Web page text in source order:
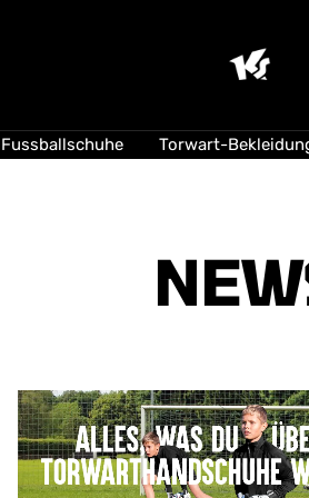
Suisse
Fussballschuhe Torwart-